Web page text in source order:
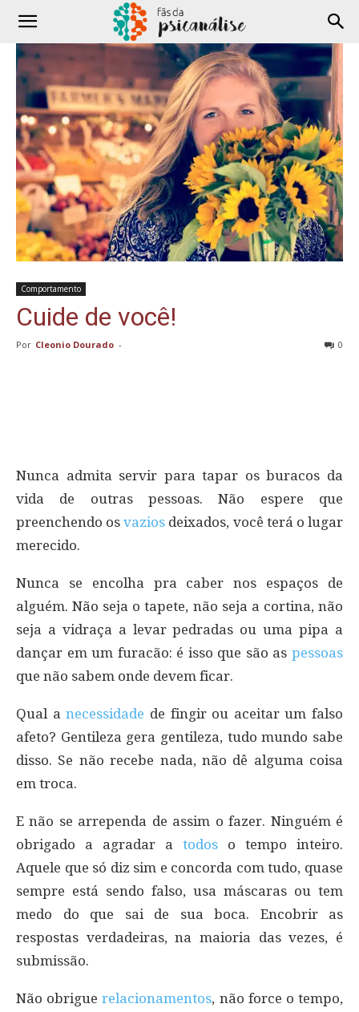
Comportamento
Cuide de você!
Por Cleonio Dourado - 0
Nunca admita servir para tapar os buracos da
vida de outras pessoas. Não espere que
preenchendo osvazios deixados, você terá o lugar
merecido.
Nunca se encolha pra caber nos espaços de
alguém. Não seja o tapete, não seja a cortina, não
seja a vidraça a levar pedradas ou uma pipa a
dançar em um furacão: é isso que são as pessoas
que não sabem onde devem ficar.
Qual anecessidade de fingir ou aceitar um falso
afeto? Gentileza gera gentileza, tudo mundo sabe
disso. Se não recebe nada, não dê alguma coisa
em troca.
E não se arrependa de assim o fazer. Ninguém é
obrigado a agradar a todos o tempo inteiro.
Aquele que só diz sim e concorda com tudo, quase
sempre está sendo falso, usa máscaras ou tem
medo do que sai de sua boca. Encobrir as
respostas verdadeiras, na maioria das vezes, é
submissão.
Não obriguerelacionamentos, não force o tempo,